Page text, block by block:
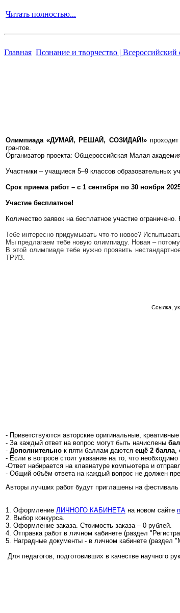
Читать полностью...
Главная Познание и творчество |
Олимпиада «ДУМАЙ, РЕШАЙ, СОЗИДАЙ!»проходит
грантов.
Организатор проекта: Общероссийская Малая
Участники – учащиеся 5–9 классов образовательных
Срок приема работ – с 1 сентября по 30 ноября
Участие бесплатное!
Количество заявок на бесплатное участие
Тебе интересно придумывать что-то новое?
Мы предлагаем тебе новую олимпиаду. Новая –
В этой олимпиаде тебе нужно проявить
ТРИЗ.
Ссылка,
- Приветствуются авторские оригинальные,
- За каждый ответ на вопрос могут быть начислены
- Дополнительно к пяти баллам даются ещё 2 балла,
- Если в вопросе стоит указание на то, что
-Ответ набирается на клавиатуре компьютера и
- Общий объём ответа на каждый вопрос не должен
Авторы лучших работ будут приглашены на
1. Оформление ЛИЧНОГО КАБИНЕТА на новом сайте
2. Выбор конкурса.
3. Оформление заказа. Стоимость заказа – 0 рублей.
4. Отправка работ в личном кабинете (раздел
5. Наградные документы - в личном кабинете (раздел
Для педагогов, подготовивших в качестве научного